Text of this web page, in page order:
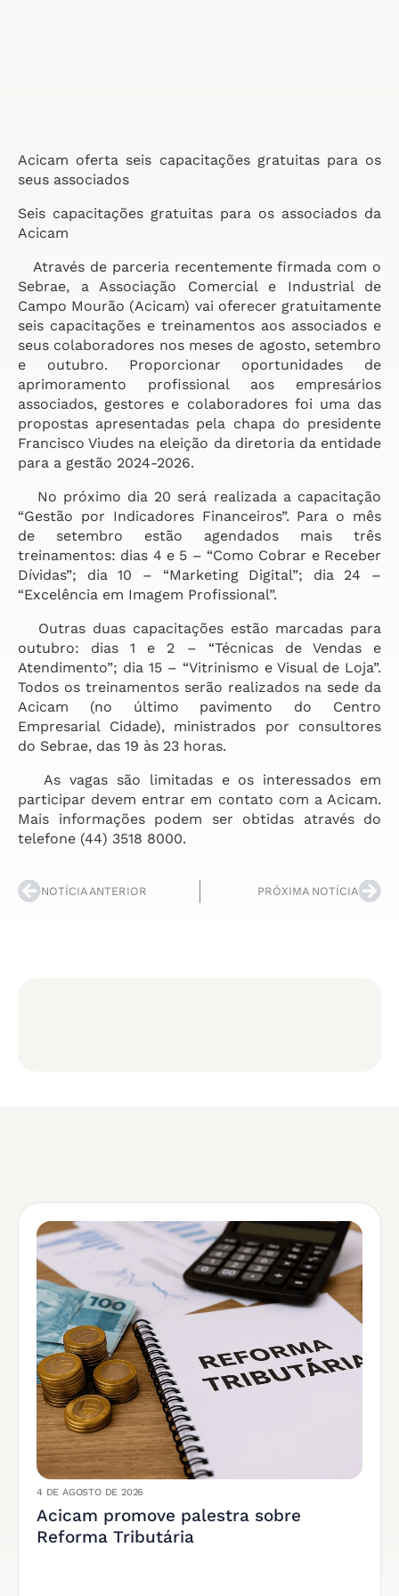
Acicam oferta seis capacitações gratuitas para os
seus associados
Seis capacitações gratuitas para os associados da
Acicam
Através de parceria recentemente firmada com o
Sebrae, a Associação Comercial e Industrial de
Campo Mourão (Acicam) vai oferecer gratuitamente
seis capacitações e treinamentos aos associados e
seus colaboradores nos meses de agosto, setembro
e outubro. Proporcionar oportunidades de
aprimoramento profissional aos empresários
associados, gestores e colaboradores foi uma das
propostas apresentadas pela chapa do presidente
Francisco Viudes na eleição da diretoria da entidade
para a gestão 2024-2026.
No próximo dia 20 será realizada a capacitação
“Gestão por Indicadores Financeiros”. Para o mês
de setembro estão agendados mais três
treinamentos: dias 4 e 5 – “Como Cobrar e Receber
Dívidas”; dia 10 – “Marketing Digital”; dia 24 –
“Excelência em Imagem Profissional”.
Outras duas capacitações estão marcadas para
outubro: dias 1 e 2 – “Técnicas de Vendas e
Atendimento”; dia 15 – “Vitrinismo e Visual de Loja”.
Todos os treinamentos serão realizados na sede da
Acicam (no último pavimento do Centro
Empresarial Cidade), ministrados por consultores
do Sebrae, das 19 às 23 horas.
As vagas são limitadas e os interessados em
participar devem entrar em contato com a Acicam.
Mais informações podem ser obtidas através do
telefone (44) 3518 8000.
NOTÍCIA ANTERIOR PRÓXIMA NOTÍCIA
4 DE AGOSTO DE 2026
Acicam promove palestra sobre
Reforma Tributária